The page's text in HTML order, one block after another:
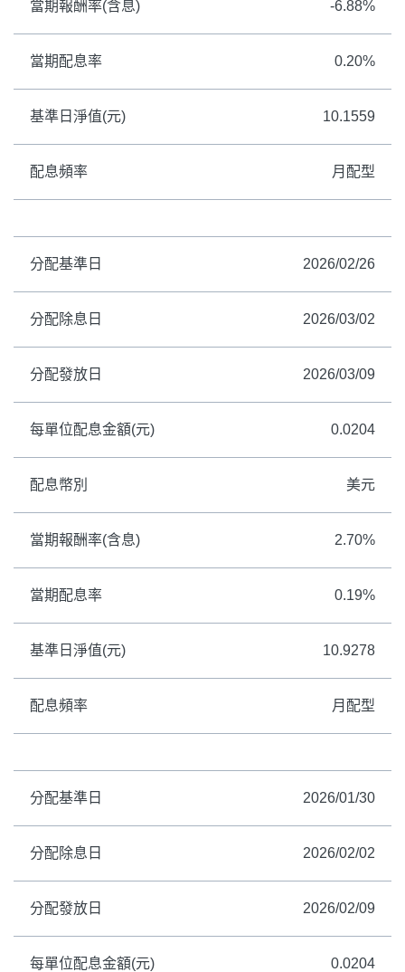
當期報酬率(含息) -6.88%
當期配息率 0.20%
基準日淨值(元) 10.1559
配息頻率 月配型
分配基準日 2026/02/26
分配除息日 2026/03/02
分配發放日 2026/03/09
每單位配息金額(元) 0.0204
配息幣別 美元
當期報酬率(含息) 2.70%
當期配息率 0.19%
基準日淨值(元) 10.9278
配息頻率 月配型
分配基準日 2026/01/30
分配除息日 2026/02/02
分配發放日 2026/02/09
每單位配息金額(元) 0.0204